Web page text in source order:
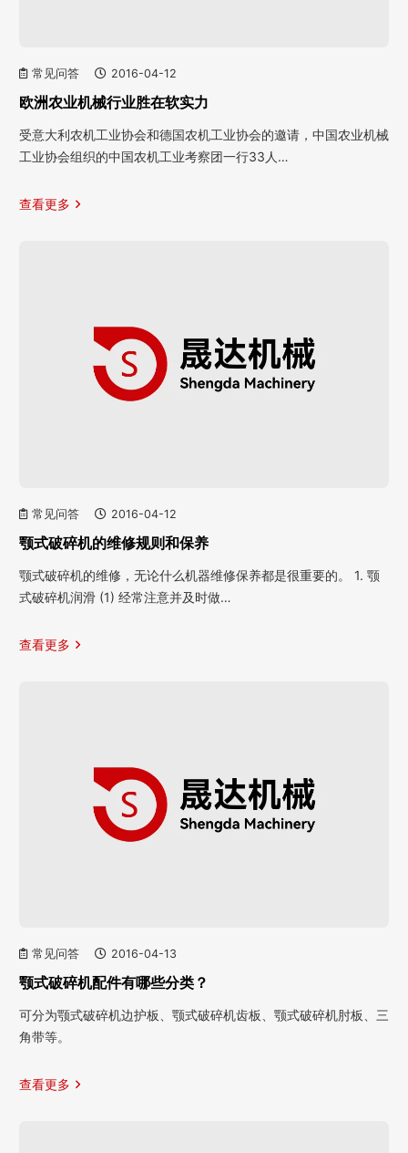
常见问答 2016-04-12
欧洲农业机械行业胜在软实力
受意大利农机工业协会和德国农机工业协会的邀请，中国农业机械
工业协会组织的中国农机工业考察团一行33人…
查看更多
常见问答 2016-04-12
颚式破碎机的维修规则和保养
颚式破碎机的维修，无论什么机器维修保养都是很重要的。 1. 颚
式破碎机润滑 (1) 经常注意并及时做…
查看更多
常见问答 2016-04-13
颚式破碎机配件有哪些分类？
可分为颚式破碎机边护板、颚式破碎机齿板、颚式破碎机肘板、三
角带等。
查看更多